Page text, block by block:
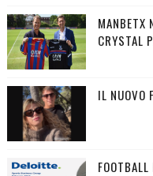
MANBETX
CRYSTAL
IL NUOVO